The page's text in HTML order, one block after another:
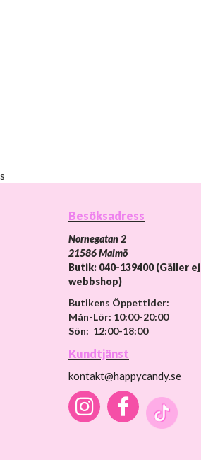
s
Besöksadress
Nornegatan 2
21586 Malmö
Butik: 040-139400 (Gäller ej
webbshop)
Butikens Öppettider:
Mån-Lör: 10:00-20:00
Sön: 12:00-18:00
Kundtjänst
kontakt@happycandy.se